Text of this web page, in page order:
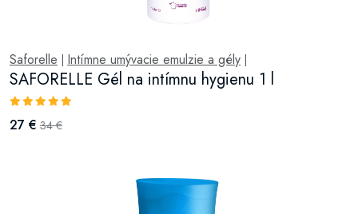
Saforelle Intímne umývacie emulzie a gély
SAFORELLE Gél na intímnu hygienu 1 l
27 € 34 €